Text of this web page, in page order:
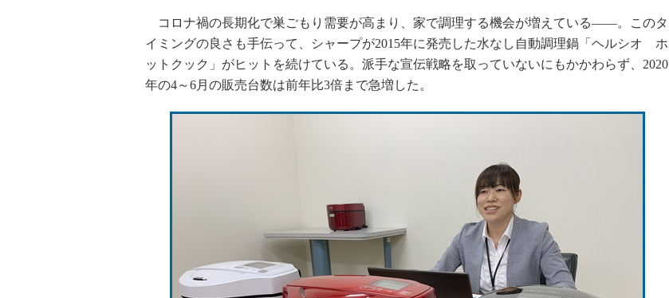
コロナ禍の長期化で巣ごもり需要が高まり、家で調理する機会が増えている――。このタ
イミングの良さも手伝って、シャープが2015年に発売した水なし自動調理鍋「ヘルシオ ホ
ットクック」がヒットを続けている。派手な宣伝戦略を取っていないにもかかわらず、2020
年の4～6月の販売台数は前年比3倍まで急増した。